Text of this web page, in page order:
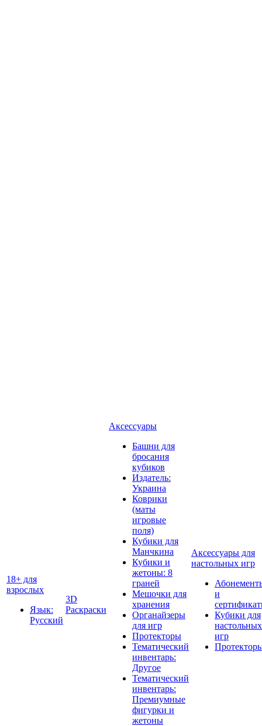
18+ для
взрослых
Язык:
Русский
3D
Раскраски
Аксессуары
Башни для
бросания
кубиков
Издатель:
Украина
Коврики
(маты
игровые
поля)
Кубики для
Манчкина
Кубики и
жетоны: 8
граней
Мешочки для
хранения
Органайзеры
для игр
Протекторы
Тематический
инвентарь:
Другое
Тематический
инвентарь:
Премиумные
фигурки и
жетоны
Аксессуары для
настольных игр
и
Кубики для
настольных
игр